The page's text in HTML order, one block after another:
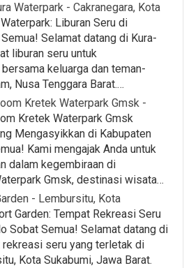
Waterpark - Cakranegara, Kota
Liburan Seru di
Selamat datang di Kura-
liburan seru untuk
keluarga dan teman-
Nusa Tenggara Barat.…
Kretek Waterpark Gmsk -
Kretek Waterpark Gmsk
Mengasyikkan di Kabupaten
Kami mengajak Anda untuk
dalam kegembiraan di
Gmsk, destinasi wisata…
- Lembursitu, Kota
Garden: Tempat Rekreasi Seru
Sobat Semua! Selamat datang di
rekreasi seru yang terletak di
Kota Sukabumi, Jawa Barat.